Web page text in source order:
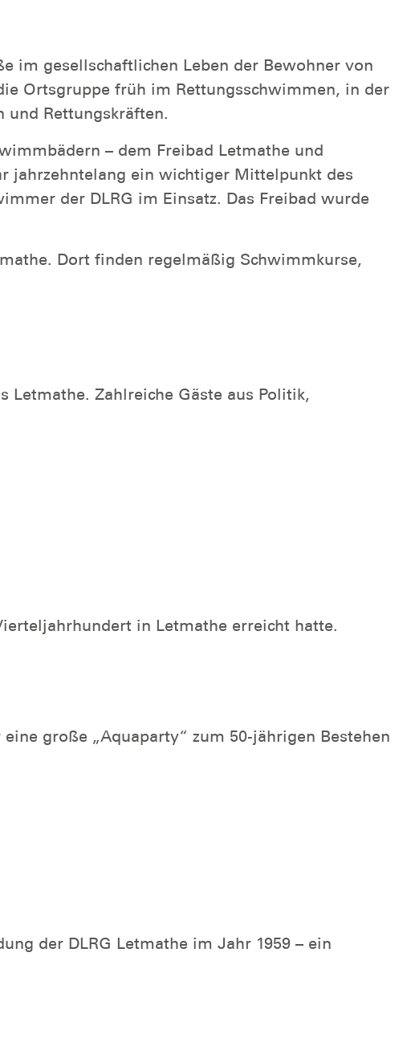
im gesellschaftlichen Leben der Bewohner von
Ortsgruppe früh im Rettungsschwimmen, in der
Rettungskräften.
– dem Freibad Letmathe und
jahrzehntelang ein wichtiger Mittelpunkt des
der DLRG im Einsatz. Das Freibad wurde
Dort finden regelmäßig Schwimmkurse,
Letmathe. Zahlreiche Gäste aus Politik,
in Letmathe erreicht hatte.
große „Aquaparty“ zum 50-jährigen Bestehen
der DLRG Letmathe im Jahr 1959 – ein